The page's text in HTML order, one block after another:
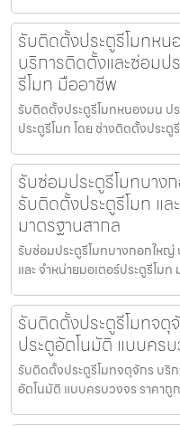
รับติดตั้งประตูรีโมทหน
บริการติดตั้งและซ่อมป
รีโมท มืออาชีพ
รับติดตั้งประตูรีโมทหนองมน ป
ประตูรีโมท โดย ช่างติดตั้งประ
รับซ่อมประตูรีโมทบาง
รับติดตั้งประตูรีโมท แล
มาตรฐานสากล
รับซ่อมประตูรีโมทบางกอกใหญ่
และ จำหน่ายมอเตอร์ประตูรีโ
รับติดตั้งประตูรีโมทจตุ
ประตูอัตโนมัติ แบบคร
รับติดตั้งประตูรีโมทจตุจักร บริ
อัตโนมัติ แบบครบวงจร ราคาถู